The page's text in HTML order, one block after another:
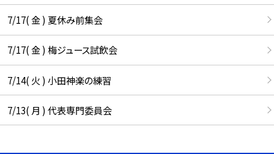
7/17( 金 ) 夏休み前集会
7/17( 金 ) 梅ジュース試飲会
7/14( 火 ) 小田神楽の練習
7/13( 月 ) 代表専門委員会